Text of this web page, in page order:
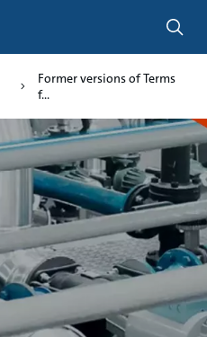
Former versions of Terms
f...